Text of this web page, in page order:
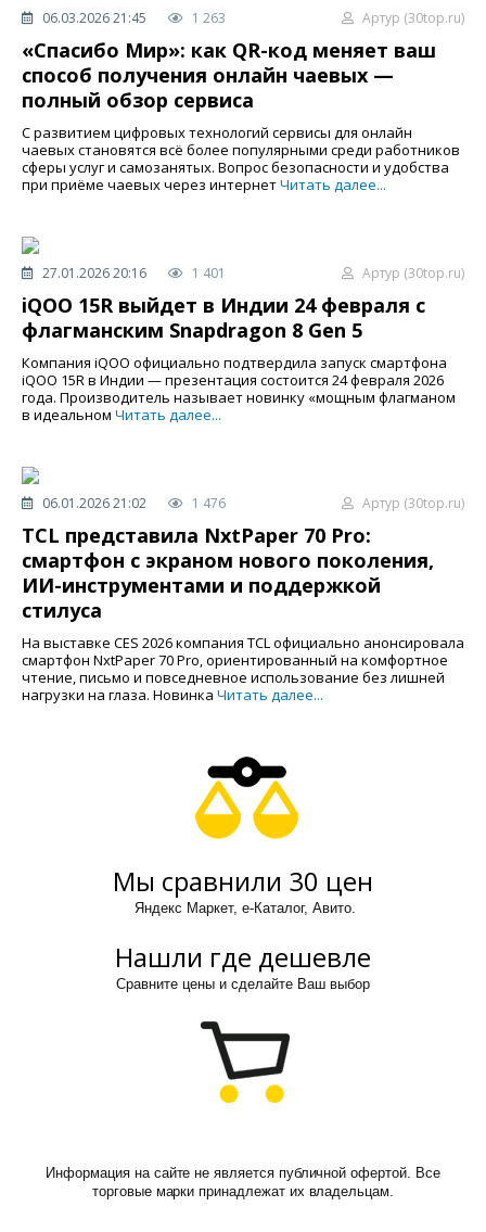
06.03.2026 21:45 1 263 Артур (30top.ru)
«Спасибо Мир»: как QR-код меняет ваш
способ получения онлайн чаевых —
полный обзор сервиса
С развитием цифровых технологий сервисы для онлайн
чаевых становятся всё более популярными среди работников
сферы услуг и самозанятых. Вопрос безопасности и удобства
при приёме чаевых через интернетЧитать далее...
27.01.2026 20:16 1 401 Артур (30top.ru)
iQOO 15R выйдет в Индии 24 февраля с
флагманским Snapdragon 8 Gen 5
Компания iQOO официально подтвердила запуск смартфона
iQOO 15R в Индии — презентация состоится 24 февраля 2026
года. Производитель называет новинку «мощным флагманом
в идеальном Читать далее...
06.01.2026 21:02 1 476 Артур (30top.ru)
TCL представила NxtPaper 70 Pro:
смартфон с экраном нового поколения,
ИИ-инструментами и поддержкой
стилуса
На выставке CES 2026 компания TCL официально анонсировала
смартфон NxtPaper 70 Pro, ориентированный на комфортное
чтение, письмо и повседневное использование без лишней
нагрузки на глаза. Новинка Читать далее...
Мы сравнили 30 цен
Яндекс Маркет, е-Каталог, Авито.
Нашли где дешевле
Сравните цены и сделайте Ваш выбор
Информация на сайте не является публичной офертой. Все
торговые марки принадлежат их владельцам.